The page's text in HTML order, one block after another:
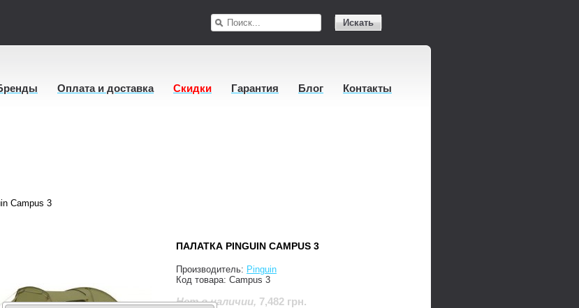
Искать
Оплата и доставка Скидки Гарантия Блог Контакты
Campus 3
ПАЛАТКА PINGUIN CAMPUS 3
Производитель: Pinguin
Код товара: Campus 3
Нет в наличии, 7,482 грн.